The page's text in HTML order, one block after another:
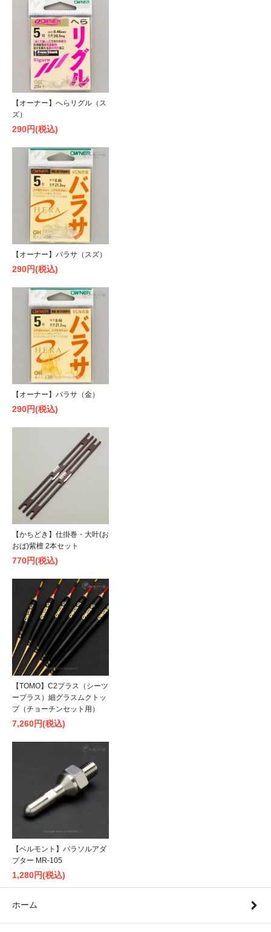
【オーナー】へらリグル（ス
ズ）
290円(税込)
【オーナー】バラサ（スズ）
290円(税込)
【オーナー】バラサ（金）
290円(税込)
【かちどき】仕掛巻・大叶(お
おば)紫檀 2本セット
770円(税込)
【TOMO】C2プラス（シーツ
ープラス）細グラスムクトッ
プ（チョーチンセット用）
7,260円(税込)
【ベルモント】パラソルアダ
プター MR-105
1,280円(税込)
ホーム